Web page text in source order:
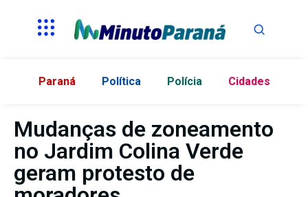
Paraná Política Polícia Cidades
Mudanças de zoneamento
no Jardim Colina Verde
geram protesto de